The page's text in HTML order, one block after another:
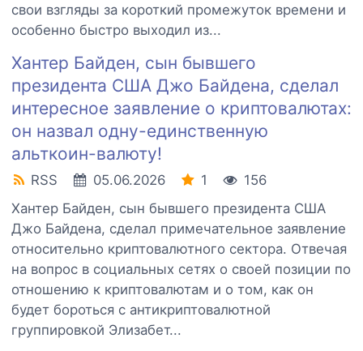
свои взгляды за короткий промежуток времени и
особенно быстро выходил из...
Хантер Байден, сын бывшего
президента США Джо Байдена, сделал
интересное заявление о криптовалютах:
он назвал одну-единственную
альткоин-валюту!
RSS 05.06.2026 1
156
Хантер Байден, сын бывшего президента США
Джо Байдена, сделал примечательное заявление
относительно криптовалютного сектора. Отвечая
на вопрос в социальных сетях о своей позиции по
отношению к криптовалютам и о том, как он
будет бороться с антикриптовалютной
группировкой Элизабет...